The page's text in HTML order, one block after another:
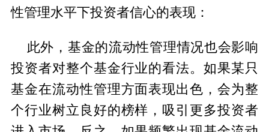
性管理水平下投资者信心的表现：
此外，基金的流动性管理情况也会影响
投资者对整个基金行业的看法。如果某只
基金在流动性管理方面表现出色，会为整
个行业树立良好的榜样，吸引更多投资者